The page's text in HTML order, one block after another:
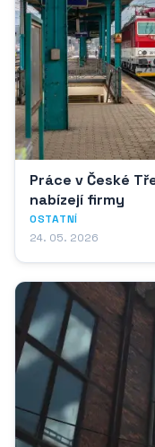
Práce v České
nabízejí firmy
OSTATNÍ
24. 05. 2026